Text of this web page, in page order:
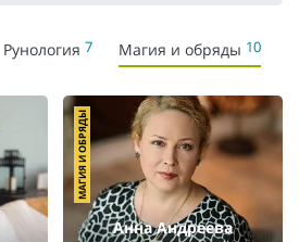
Рунология 7 Магия и обряды 10
Анна Андреева
МАГИЯ И ОБРЯДЫ